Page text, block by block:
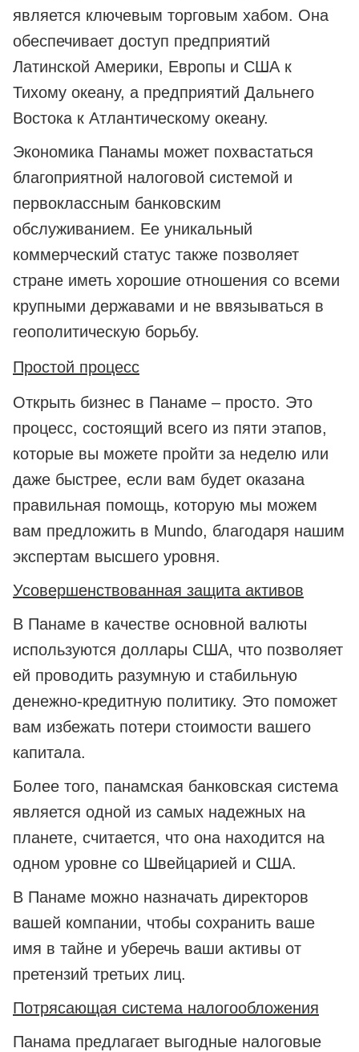
является ключевым торговым хабом. Она
обеспечивает доступ предприятий
Латинской Америки, Европы и США к
Тихому океану, а предприятий Дальнего
Востока к Атлантическому океану.
Экономика Панамы может похвастаться
благоприятной налоговой системой и
первоклассным банковским
обслуживанием. Ее уникальный
коммерческий статус также позволяет
стране иметь хорошие отношения со всеми
крупными державами и не ввязываться в
геополитическую борьбу.
Простой процесс
Открыть бизнес в Панаме – просто. Это
процесс, состоящий всего из пяти этапов,
которые вы можете пройти за неделю или
даже быстрее, если вам будет оказана
правильная помощь, которую мы можем
вам предложить в Mundo, благодаря нашим
экспертам высшего уровня.
Усовершенствованная защита активов
В Панаме в качестве основной валюты
используются доллары США, что позволяет
ей проводить разумную и стабильную
денежно-кредитную политику. Это поможет
вам избежать потери стоимости вашего
капитала.
Более того, панамская банковская система
является одной из самых надежных на
планете, считается, что она находится на
одном уровне со Швейцарией и США.
В Панаме можно назначать директоров
вашей компании, чтобы сохранить ваше
имя в тайне и уберечь ваши активы от
претензий третьих лиц.
Потрясающая система налогообложения
Панама предлагает выгодные налоговые